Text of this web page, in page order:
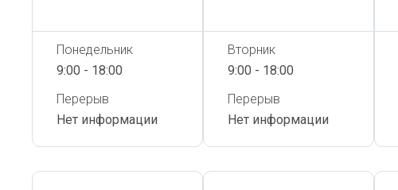
Понедельник
9:00 - 18:00
Перерыв
Нет информации
Вторник
9:00 - 18:00
Перерыв
Нет информации